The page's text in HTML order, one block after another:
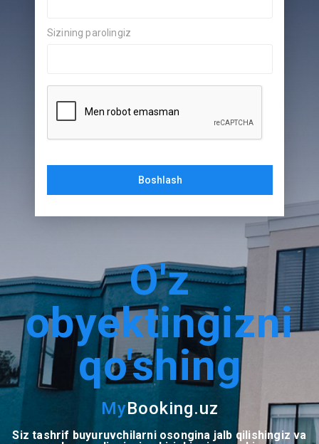
O'z
obyektingizni
qo'shing
MyBooking.uz
Siz tashrif buyuruvchilarni osongina jalb qilishingiz va
Sizining parolingiz
Boshlash